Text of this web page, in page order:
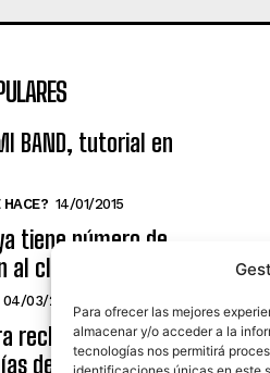
Para ofrecer las mejores
almacenar y/o acceder a la
tecnologías nos permitirá
BAND, tutorial en
HACE? 14/01/2015
tiene número de
al cliente gratuito
04/03/2014
reclamar a las
de telecomunicaciones